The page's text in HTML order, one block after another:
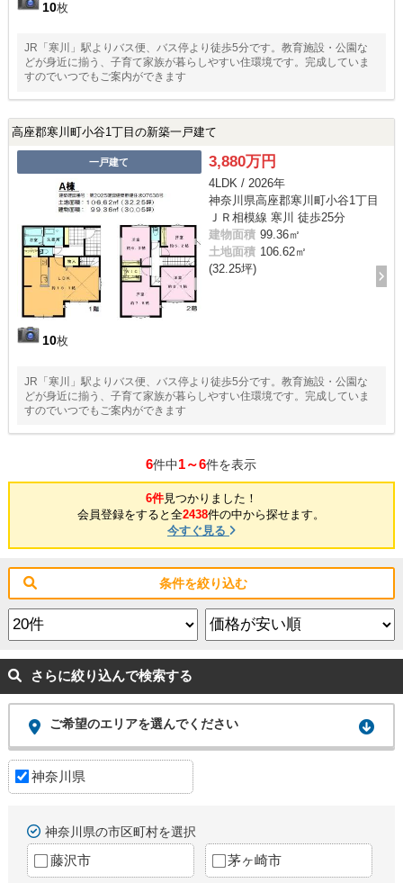
10枚
JR「寒川」駅よりバス便、バス停より徒歩5分です。教育施設・公園な
どが身近に揃う、子育て家族が暮らしやすい住環境です。完成していま
すのでいつでもご案内ができます
高座郡寒川町小谷1丁目の新築一戸建て
一戸建て
10枚
3,880万円
4LDK / 2026年
神奈川県高座郡寒川町小谷1丁目
ＪＲ相模線 寒川 徒歩25分
建物面積 99.36㎡
土地面積 106.62㎡
(32.25坪)
JR「寒川」駅よりバス便、バス停より徒歩5分です。教育施設・公園な
どが身近に揃う、子育て家族が暮らしやすい住環境です。完成していま
すのでいつでもご案内ができます
6件中1～6件を表示
6件見つかりました！
会員登録をすると全2438件の中から探せます。
今すぐ見る
条件を絞り込む
さらに絞り込んで検索する
ご希望のエリアを選んでください
神奈川県
神奈川県の市区町村を選択
藤沢市 茅ヶ崎市